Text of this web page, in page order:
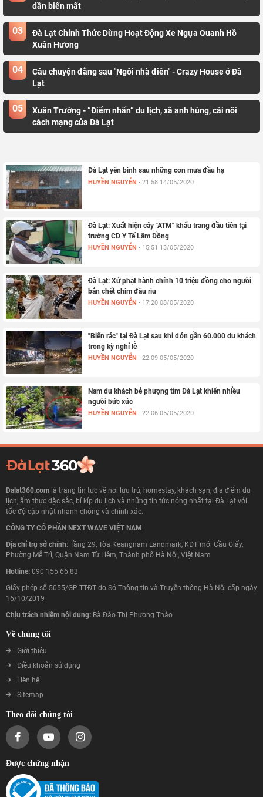
dần biến mất
03
Đà Lạt Chính Thức Dừng Hoạt Động Xe Ngựa Quanh Hồ
Xuân Hương
04
Câu chuyện đằng sau "Ngôi nhà điên" - Crazy House ở Đà
Lạt
05
Xuân Trường - “Điểm nhấn” du lịch, xã anh hùng, cái nôi
cách mạng của Đà Lạt
Đà Lạt yên bình sau những cơn mưa đầu hạ
HUYỀN NGUYỄN - 21:58 14/05/2020
Đà Lạt: Xuất hiện cây "ATM" khẩu trang đầu tiên tại
trường CĐ Y Tế Lâm Đồng
HUYỀN NGUYỄN - 15:51 13/05/2020
Đà Lạt: Xử phạt hành chính 10 triệu đồng cho người
bắn chết chim đầu rìu
HUYỀN NGUYỄN - 17:20 08/05/2020
"Biển rác" tại Đà Lạt sau khi đón gần 60.000 du khách
trong kỳ nghỉ lễ
HUYỀN NGUYỄN - 22:09 05/05/2020
Nam du khách bẻ phượng tím Đà Lạt khiến nhiều
người bức xúc
HUYỀN NGUYỄN - 22:06 05/05/2020
Dalat360.com là trang tin tức về nơi lưu trú, homestay, khách sạn, địa điểm du
lịch, ẩm thực đặc sắc, bí kíp du lịch và những tin tức nóng nhất tại Đà Lạt với
tốc độ cập nhật nhanh chóng và chính xác.
CÔNG TY CỔ PHẦN NEXT WAVE VIỆT NAM
Địa chỉ trụ sở chính: Tầng 29, Tòa Keangnam Landmark, KĐT mới Cầu Giấy,
Phường Mễ Trì, Quận Nam Từ Liêm, Thành phố Hà Nội, Việt Nam
Hotline: 090 155 66 83
Giấy phép số 5055/GP-TTĐT do Sở Thông tin và Truyền thông Hà Nội cấp ngày
16/10/2019
Chịu trách nhiệm nội dung: Bà Đào Thị Phương Thảo
Về chúng tôi
Giới thiệu
Điều khoản sử dụng
Liên hệ
Sitemap
Theo dõi chúng tôi
Được chứng nhận